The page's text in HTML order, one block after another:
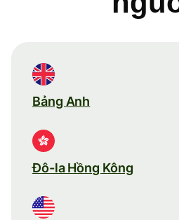
Bảng Anh
Đô-la Hồng Kông